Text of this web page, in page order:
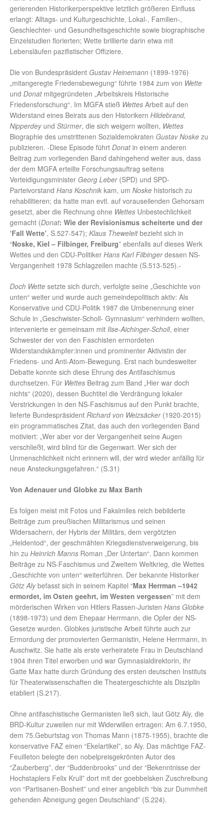
gerierenden Historikerperspektive letztlich größeren Einfluss
erlangt: Alltags- und Kulturgeschichte, Lokal-, Familien-,
Geschlechter- und Gesundheitsgeschichte sowie biographische
Einzelstudien florierten; Wette brillierte darin etwa mit
Lebensläufen pazifistischer Offiziere.
Die von Bundespräsident Gustav Heinemann (1899-1976)
„mitangeregte Friedensbewegung“ führte 1984 zum von Wette
und Donatmitgegründeten „Arbeitskreis Historische
Friedensforschung“. Im MGFA stieß Wettes Arbeit auf den
Widerstand eines Beirats aus den Historikern Hildebrand,
Nipperdey und Stürmer, die sich weigern wollten, Wettes
Biographie des umstrittenen Sozialdemokraten Gustav Noske zu
publizieren. -Diese Episode führt Donatin einem anderen
Beitrag zum vorliegenden Band dahingehend weiter aus, dass
der dem MGFA erteilte Forschungsauftrag seitens
Verteidigungsminister Georg Leber(SPD) und SPD-
Parteivorstand Hans Koschnik kam, um Noske historisch zu
rehabilitieren; da hatte man evtl. auf vorauseilenden Gehorsam
gesetzt, aber die Rechnung ohne Wettes Unbestechlichkeit
gemacht (Donat: Wie der Revisionismus scheiterte und der
‘Fall Wette’, S.527-547); Klaus Theweleitbezieht sich in
“Noske, Kiel – Filbinger, Freiburg” ebenfalls auf dieses Werk
Wettes und den CDU-Politiker Hans Karl Filbingerdessen NS-
Vergangenheit 1978 Schlagzeilen machte (S.513-525).-
Doch Wette setzte sich durch, verfolgte seine „Geschichte von
unten“ weiter und wurde auch gemeindepolitisch aktiv: Als
Konservative und CDU-Politik 1987 die Umbenennung einer
Schule in „Geschwister-Scholl- Gymnasium“ verhindern wollten,
intervenierte er gemeinsam mit Ilse-Aichinger-Scholl, einer
Schwester der von den Faschisten ermordeten
Widerstandskämpfer:innen und prominenter Aktivistin der
Friedens- und Anti-Atom-Bewegung. Erst nach bundesweiter
Debatte konnte sich diese Ehrung des Antifaschismus
durchsetzen. Für Wettes Beitrag zum Band „Hier war doch
nichts“ (2020), dessen Buchtitel die Verdrängung lokaler
Verstrickungen in den NS-Faschismus auf den Punkt brachte,
lieferte Bundespräsident Richard von Weizsäcker(1920-2015)
ein programmatisches Zitat, das auch den vorliegenden Band
motiviert: „Wer aber vor der Vergangenheit seine Augen
verschließt, wird blind für die Gegenwart. Wer sich der
Unmenschlichkeit nicht erinnern will, der wird wieder anfällig für
neue Ansteckungsgefahren.“ (S.31)
Von Adenauer und Globke zu Max Barth
Es folgen meist mit Fotos und Faksimiles reich bebilderte
Beiträge zum preußischen Militarismus und seinen
Widersachern, der Hybris der Militärs, dem vergötzten
„Heldentod“, der geschmähten Kriegsdienstverweigerung, bis
hin zu Heinrich Manns Roman „Der Untertan“. Dann kommen
Beiträge zu NS-Faschismus und Zweitem Weltkrieg, die Wettes
„Geschichte von unten“ weiterführen. Der bekannte Historiker
Götz Alybefasst sich in seinem Kapitel “Max Herrman –1942
ermordet, im Osten geehrt, im Westen vergessen” mit dem
mörderischen Wirken von Hitlers Rassen-Juristen Hans Globke
(1898-1973) und dem Ehepaar Herrmann, die Opfer der NS-
Gesetze wurden. Globkes juristische Arbeit führte auch zur
Ermordung der promovierten Germanistin, Helene Herrmann, in
Auschwitz. Sie hatte als erste verheiratete Frau in Deutschland
1904 ihren Titel erworben und war Gymnasialdirektorin, ihr
Gatte Max hatte durch Gründung des ersten deutschen Instituts
für Theaterwissenschaften die Theatergeschichte als Disziplin
etabliert (S.217).
Ohne antifaschistische Germanisten ließ sich, laut Götz Aly, die
BRD-Kultur zuweilen nur mit Widerwillen ertragen: Am 6.7.1950,
dem 75.Geburtstag von Thomas Mann (1875-1955), brachte die
konservative FAZ einen “Ekelartikel”, so Aly. Das mächtige FAZ-
Feuilleton belegte den nobelpreisgekrönten Autor des
“Zauberberg”, der “Buddenbrooks” und der “Bekenntnisse der
Hochstaplers Felix Krull” dort mit der goebbelsken Zuschreibung
von “Partisanen-Bosheit” und einer angeblich “bis zur Dummheit
gehenden Abneigung gegen Deutschland” (S.224).